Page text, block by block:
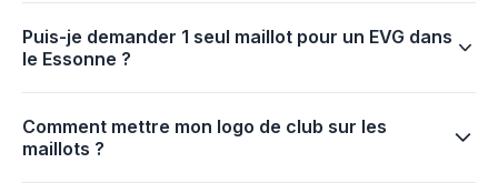
Puis-je demander 1 seul maillot pour un EVG dans
le Essonne ?
Comment mettre mon logo de club sur les
maillots ?